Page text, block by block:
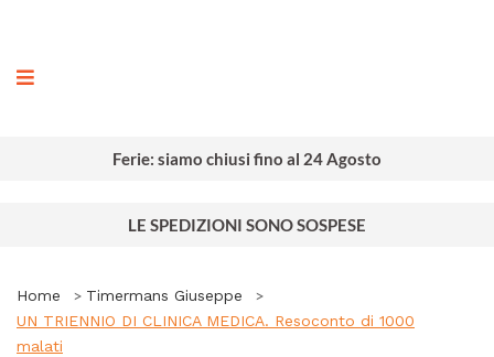
Ferie: siamo chiusi fino al 24 Agosto
LE SPEDIZIONI SONO SOSPESE
Home
Timermans Giuseppe
UN TRIENNIO DI CLINICA MEDICA. Resoconto di 1000
malati